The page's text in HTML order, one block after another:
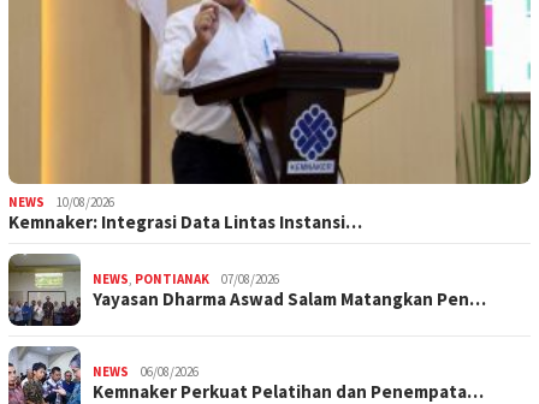
NEWS 10/08/2026
Kemnaker: Integrasi Data Lintas Instansi…
NEWS, PONTIANAK 07/08/2026
Yayasan Dharma Aswad Salam Matangkan Pen…
NEWS 06/08/2026
Kemnaker Perkuat Pelatihan dan Penempata…